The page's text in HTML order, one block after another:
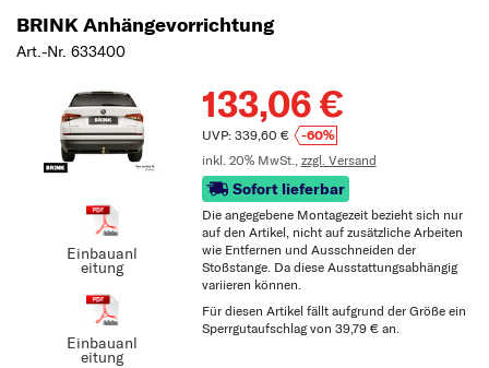
BRINK Anhängevorrichtung
Art.-Nr. 633400
Einbauanl
eitung
Einbauanl
eitung
133,06 €
UVP: 339,60 €
-60%
inkl. 20% MwSt., zzgl. Versand
Sofort lieferbar
Die angegebene Montagezeit bezieht sich nur
auf den Artikel, nicht auf zusätzliche Arbeiten
wie Entfernen und Ausschneiden der
Stoßstange. Da diese Ausstattungsabhängig
variieren können.
Für diesen Artikel fällt aufgrund der Größe ein
Sperrgutaufschlag von 39,79 € an.